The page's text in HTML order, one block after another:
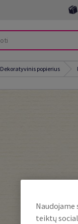
Dekoratyvinis popierius
teiktų